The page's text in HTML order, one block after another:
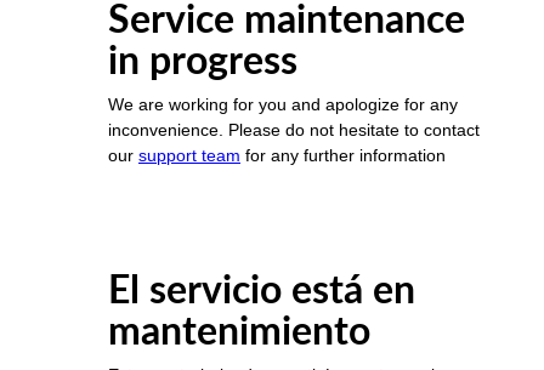
Service maintenance
in progress
We are working for you and apologize for any
inconvenience. Please do not hesitate to contact
our support team for any further information
El servicio está en
mantenimiento